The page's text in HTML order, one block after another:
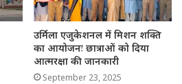
उर्मिला एजुकेशनल में मिशन शक्ति
का आयोजनः छात्राओं को दिया
आत्मरक्षा की जानकारी
September 23, 2025